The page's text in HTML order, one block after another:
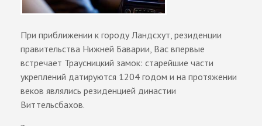
При приближении к городу Ландсхут, резиденции
правительства Нижней Баварии, Вас впервые
встречает Траусницкий замок: старейшие части
укреплений датируются 1204 годом и на протяжении
веков являлись резиденцией династии
Виттельсбахов.